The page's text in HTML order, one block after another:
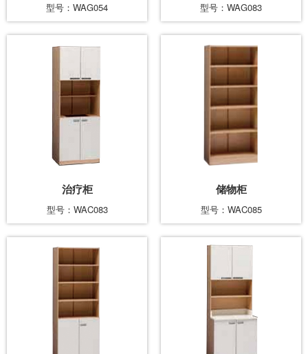
型号：WAG054 型号：WAG083
治疗柜
型号：WAC083
储物柜
型号：WAC085